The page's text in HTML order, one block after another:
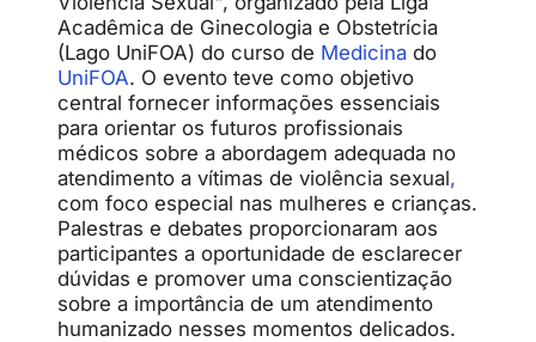
Acadêmica de Ginecologia e Obstetrícia
(Lago UniFOA) do curso de Medicina do
UniFOA. O evento teve como objetivo
central fornecer informações essenciais
para orientar os futuros profissionais
médicos sobre a abordagem adequada no
atendimento a vítimas de violência sexual,
com foco especial nas mulheres e crianças.
Palestras e debates proporcionaram aos
participantes a oportunidade de esclarecer
dúvidas e promover uma conscientização
sobre a importância de um atendimento
humanizado nesses momentos delicados.